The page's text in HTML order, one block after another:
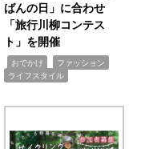
ばんの日」に合わせ
「旅行川柳コンテス
ト」を開催
おでかけ ファッション
ライフスタイル